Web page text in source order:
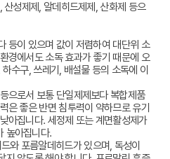
성제제, 알데히드제제, 산화제 등으
등이 있으며 값이 저렴하여 대단위 소
경에서도 소독 효과가 좋기 때문에 오
수구, 쓰레기, 배설물 등의 소독에 이
으로서 보통 단일제제보다 복합제품
은 좋은 반면 침투력이 약하므로 유기
아집니다. 세정제 또는 계면활성제가
높아집니다.
와 포름알데히드가 있으며, 독성이